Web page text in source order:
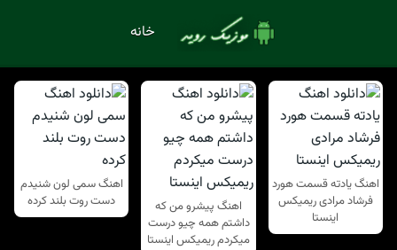
خانه
اهنگ یادته قسمت هورد
فرشاد مرادی ریمیکس
اینستا
اهنگ پیشرو من که
داشتم همه چیو درست
میکردم ریمیکس اینستا
اهنگ سمی لون شنیدم
دست روت بلند کرده